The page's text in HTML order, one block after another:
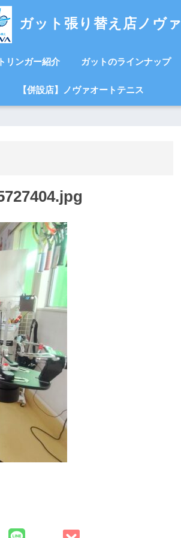
ガット張り替え店ノヴァ
リンガー紹介 ガットのラインナップ
【併設店】ノヴァオートテニス